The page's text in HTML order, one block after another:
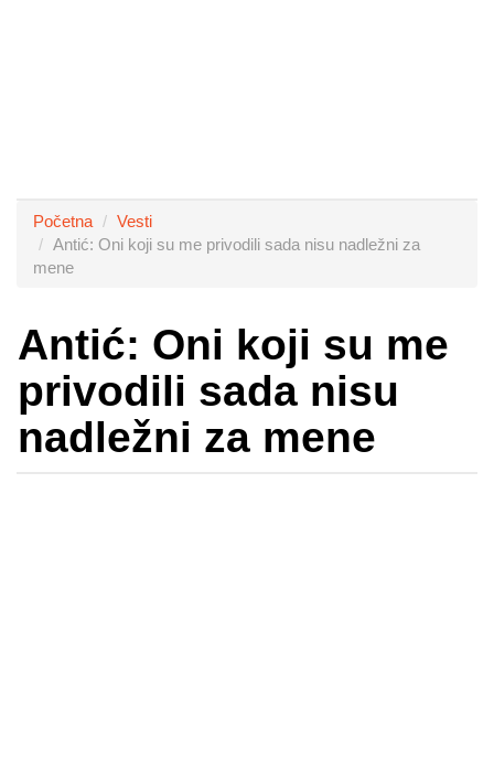
Početna
Vesti
Antić: Oni koji su me privodili sada nisu nadležni za
mene
Antić: Oni koji su me
privodili sada nisu
nadležni za mene